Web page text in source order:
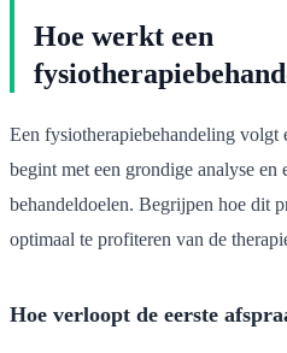
Hoe werkt een
Een fysiotherapiebehandeling volgt
begint met een grondige analyse
behandeldoelen. Begrijpen hoe dit
optimaal te profiteren van de
Hoe verloopt de eerste